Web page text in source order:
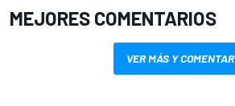
MEJORES COMENTARIOS
VER MÁS Y COMENTAR